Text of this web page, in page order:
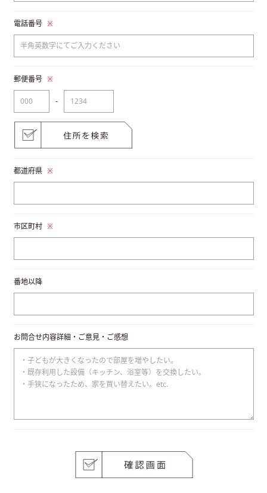
電話番号 ※
郵便番号 ※
-
都道府県 ※
市区町村 ※
番地以降
お問合せ内容詳細・ご意見・ご感想